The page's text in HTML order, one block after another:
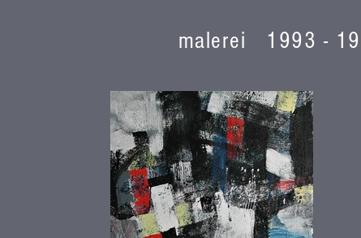
malerei 1993 -